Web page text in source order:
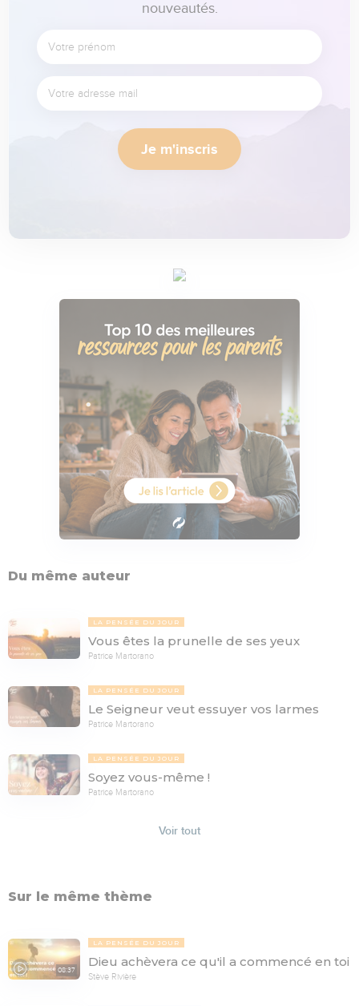
nouveautés.
Je m'inscris
Du même auteur
LA PENSÉE DU JOUR
Vous êtes la prunelle de ses yeux
Patrice Martorano
LA PENSÉE DU JOUR
Le Seigneur veut essuyer vos larmes
Patrice Martorano
LA PENSÉE DU JOUR
Soyez vous-même !
Patrice Martorano
Voir tout
Sur le même thème
08:37
LA PENSÉE DU JOUR
Dieu achèvera ce qu'il a commencé en toi
Stève Rivière